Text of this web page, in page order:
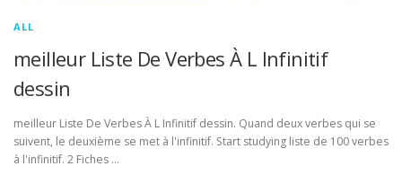
ALL
meilleur Liste De Verbes À L Infinitif
dessin
meilleur Liste De Verbes À L Infinitif dessin. Quand deux verbes qui se
suivent, le deuxième se met à l'infinitif. Start studying liste de 100 verbes
à l'infinitif. 2 Fiches …